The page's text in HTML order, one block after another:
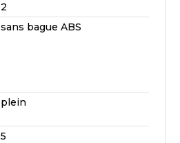
2
sans bague ABS
plein
5